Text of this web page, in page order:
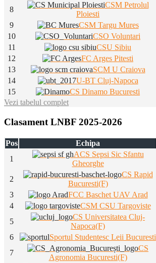
8
CSM Petrolul
Ploiesti
9
CSM Targu Mures
10
CSO Voluntari
11
CSU Sibiu
12
FC Arges Pitesti
13
SCM U Craiova
14
U-BT Cluj-Napoca
15
CS Dinamo Bucuresti
Vezi tabelul complet
Clasament LNBF 2025-2026
Pos Echipa
1
ACS Sepsi Sic Sfantu
Gheorghe
2
CS Rapid
Bucuresti(F)
3
FCC Baschet UAV Arad
4
CSM CSU Targoviste
5
CS Universitatea Cluj-
Napoca(F)
6
Sportul Studentesc Leii Bucuresti
7
CS
Agronomia Bucuresti(F)